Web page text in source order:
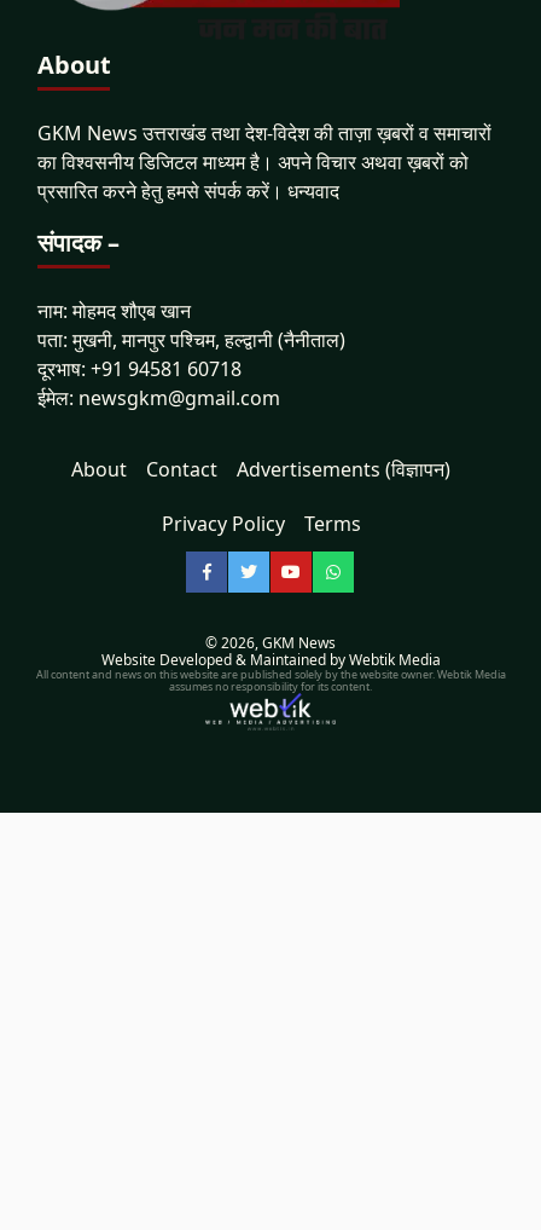
About
GKM News उत्तराखंड तथा देश-विदेश की ताज़ा ख़बरों व समाचारों
का विश्वसनीय डिजिटल माध्यम है। अपने विचार अथवा ख़बरों को
प्रसारित करने हेतु हमसे संपर्क करें। धन्यवाद
संपादक –
नाम: मोहमद शौएब खान
पता: मुखनी, मानपुर पश्चिम, हल्द्वानी (नैनीताल)
दूरभाष: +91 94581 60718
ईमेल: newsgkm@gmail.com
About Contact Advertisements (विज्ञापन)
Privacy Policy Terms
Facebook
TwitterYouTubeWhatsApp
© 2026,GKM News
Website Developed & Maintained by Webtik Media
All content and news on this website are published solely by the website owner. Webtik Media
assumes no responsibility for its content.